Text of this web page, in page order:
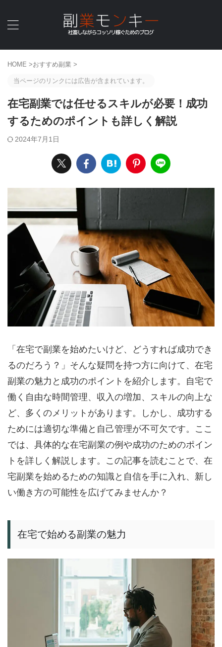
HOME >おすすめ副業 >
当ページのリンクには広告が含まれています。
在宅副業では任せるスキルが必要！成功
するためのポイントも詳しく解説
2024年7月1日
「在宅で副業を始めたいけど、どうすれば成功でき
るのだろう？」そんな疑問を持つ方に向けて、在宅
副業の魅力と成功のポイントを紹介します。自宅で
働く自由な時間管理、収入の増加、スキルの向上な
ど、多くのメリットがあります。しかし、成功する
ためには適切な準備と自己管理が不可欠です。ここ
では、具体的な在宅副業の例や成功のためのポイン
トを詳しく解説します。この記事を読むことで、在
宅副業を始めるための知識と自信を手に入れ、新し
い働き方の可能性を広げてみませんか？
在宅で始める副業の魅力